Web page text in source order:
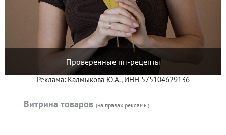
Проверенные пп-рецепты
Реклама: Калмыкова Ю.А., ИНН 575104629136
Витрина товаров (на правах рекламы)